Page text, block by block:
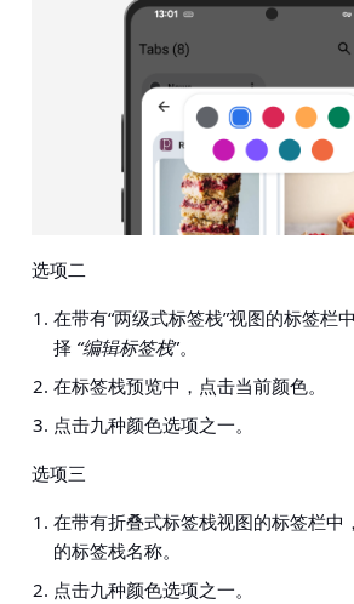
选项二
在带有“两级式标签栈”视图的标签栏
择 “编辑标签栈”。
在标签栈预览中，点击当前颜色。
点击九种颜色选项之一。
选项三
在带有折叠式标签栈视图的标签栏中
的标签栈名称。
点击九种颜色选项之一。